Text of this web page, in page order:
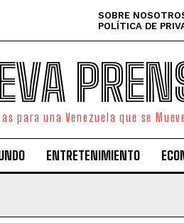
SOBRE
POLÍTICA DE
para una Venezuela que se Mueve.
ENTRETENIMIENTO